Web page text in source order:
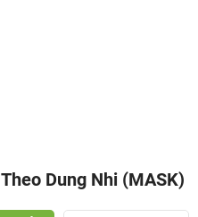
Theo Dung Nhi (MASK)